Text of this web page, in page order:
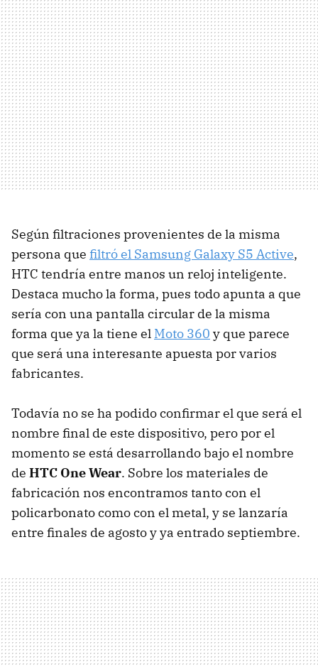
Según filtraciones provenientes de la misma
persona que filtró el Samsung Galaxy S5 Active,
HTC tendría entre manos un reloj inteligente.
Destaca mucho la forma, pues todo apunta a que
sería con una pantalla circular de la misma
forma que ya la tiene el Moto 360 y que parece
que será una interesante apuesta por varios
fabricantes.
Todavía no se ha podido confirmar el que será el
nombre final de este dispositivo, pero por el
momento se está desarrollando bajo el nombre
de HTC One Wear. Sobre los materiales de
fabricación nos encontramos tanto con el
policarbonato como con el metal, y se lanzaría
entre finales de agosto y ya entrado septiembre.